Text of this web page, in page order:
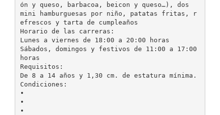
ón y queso, barbacoa, beicon y queso…), dos
mini hamburguesas por niño, patatas fritas, r
efrescos y tarta de cumpleaños
Horario de las carreras:
Lunes a viernes de 18:00 a 20:00 horas
Sábados, domingos y festivos de 11:00 a 17:00
horas
Requisitos:
De 8 a 14 años y 1,30 cm. de estatura mínima.
Condiciones:
•
•
•